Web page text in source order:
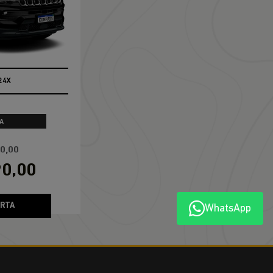
RENEGADE
Renegade Altitude T270 4X2 2027
WhatsApp